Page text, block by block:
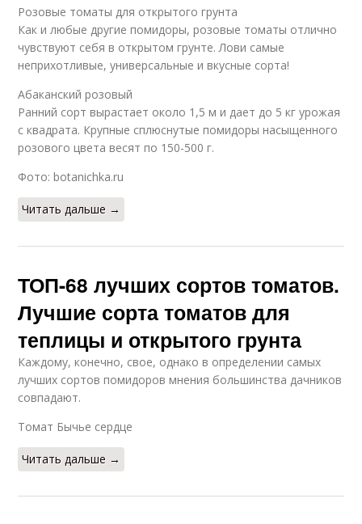
Розовые томаты для открытого грунта
Как и любые другие помидоры, розовые томаты отлично
чувствуют себя в открытом грунте. Лови самые
неприхотливые, универсальные и вкусные сорта!
Абаканский розовый
Ранний сорт вырастает около 1,5 м и дает до 5 кг урожая
с квадрата. Крупные сплюснутые помидоры насыщенного
розового цвета весят по 150-500 г.
Фото: botanichka.ru
Читать дальше →
ТОП-68 лучших сортов томатов.
Лучшие сорта томатов для
теплицы и открытого грунта
Каждому, конечно, свое, однако в определении самых
лучших сортов помидоров мнения большинства дачников
совпадают.
Томат Бычье сердце
Читать дальше →